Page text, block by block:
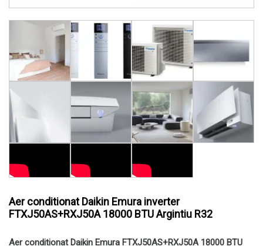
Aer conditionat Daikin Emura inverter
FTXJ50AS+RXJ50A 18000 BTU Argintiu R32
Aer conditionat Daikin Emura FTXJ50AS+RXJ50A 18000 BTU